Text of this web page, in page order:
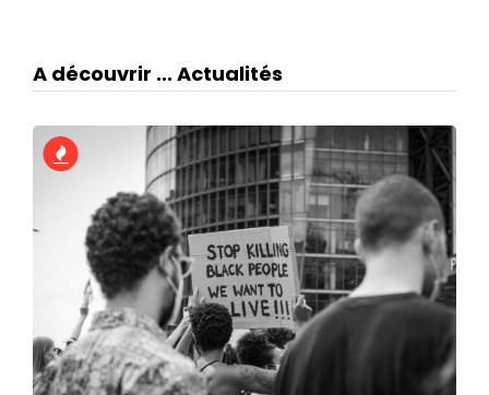
A découvrir ... Actualités